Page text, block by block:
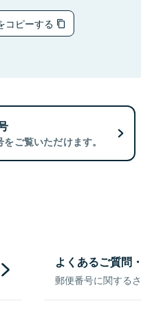
コピーする
ご覧いただけます。
よくあるご質問
郵便番号に関する